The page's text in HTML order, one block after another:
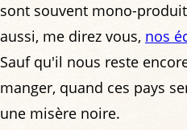
sont souvent mono-
aussi, me direz vous, nos
Sauf qu'il nous reste
manger, quand ces pays
une misère noire.